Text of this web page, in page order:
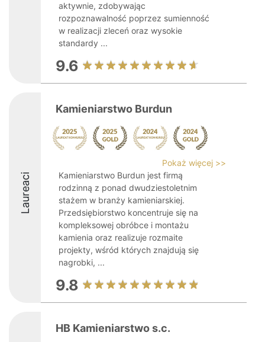
aktywnie, zdobywając
rozpoznawalność poprzez sumienność
w realizacji zleceń oraz wysokie
standardy ...
9.6
Laureaci
Kamieniarstwo Burdun
Pokaż więcej >>
Kamieniarstwo Burdun jest firmą
rodzinną z ponad dwudziestoletnim
stażem w branży kamieniarskiej.
Przedsiębiorstwo koncentruje się na
kompleksowej obróbce i montażu
kamienia oraz realizuje rozmaite
projekty, wśród których znajdują się
nagrobki, ...
9.8
HB Kamieniarstwo s.c.